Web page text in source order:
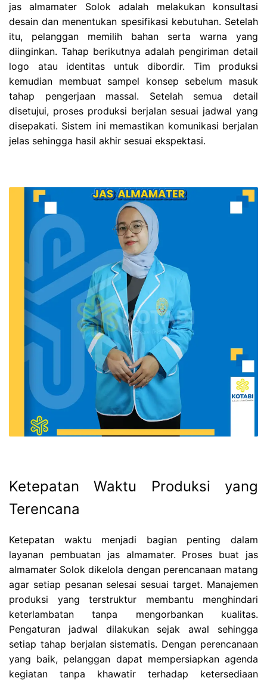
jas almamater Solok adalah melakukan konsultasi
desain dan menentukan spesifikasi kebutuhan. Setelah
itu, pelanggan memilih bahan serta warna yang
diinginkan. Tahap berikutnya adalah pengiriman detail
logo atau identitas untuk dibordir. Tim produksi
kemudian membuat sampel konsep sebelum masuk
tahap pengerjaan massal. Setelah semua detail
disetujui, proses produksi berjalan sesuai jadwal yang
disepakati. Sistem ini memastikan komunikasi berjalan
jelas sehingga hasil akhir sesuai ekspektasi.
Ketepatan Waktu Produksi yang
Terencana
Ketepatan waktu menjadi bagian penting dalam
layanan pembuatan jas almamater. Proses buat jas
almamater Solok dikelola dengan perencanaan matang
agar setiap pesanan selesai sesuai target. Manajemen
produksi yang terstruktur membantu menghindari
keterlambatan tanpa mengorbankan kualitas.
Pengaturan jadwal dilakukan sejak awal sehingga
setiap tahap berjalan sistematis. Dengan perencanaan
yang baik, pelanggan dapat mempersiapkan agenda
kegiatan tanpa khawatir terhadap ketersediaan